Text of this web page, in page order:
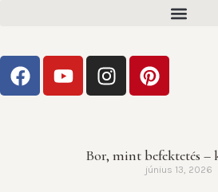
Bor, mint befektetés –
június 13, 2026